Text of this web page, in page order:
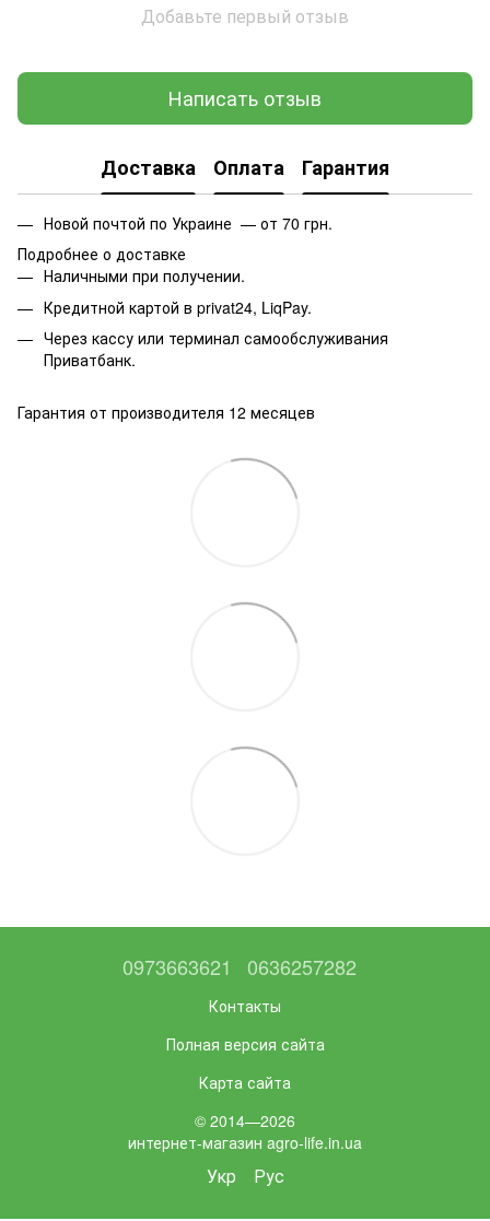
Добавьте первый отзыв
Написать отзыв
Доставка Оплата Гарантия
Новой почтой по Украине — от 70 грн.
Подробнее о доставке
Наличными при получении.
Кредитной картой в privat24, LiqPay.
Через кассу или терминал самообслуживания
Приватбанк.
Гарантия от производителя 12 месяцев
0973663621 0636257282
Контакты
Полная версия сайта
Карта сайта
© 2014—2026
интернет-магазин agro-life.in.ua
Укр Рус